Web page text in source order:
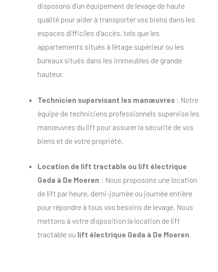
disposons d’un équipement de levage de haute
qualité pour aider à transporter vos biens dans les
espaces difficiles d’accès, tels que les
appartements situés à l’étage supérieur ou les
bureaux situés dans les immeubles de grande
hauteur.
Technicien supervisant les manœuvres: Notre
équipe de techniciens professionnels supervise les
manœuvres du lift pour assurer la sécurité de vos
biens et de votre propriété.
Location de lift tractable ou lift électrique
Geda à De Moeren : Nous proposons une location
de lift par heure, demi-journée ou journée entière
pour répondre à tous vos besoins de levage. Nous
mettons à votre disposition la location de lift
tractable ou lift électrique Geda à De Moeren.